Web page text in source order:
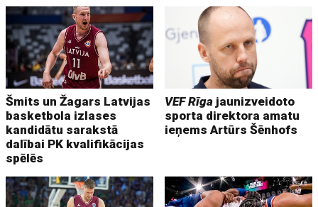
Šmits un Žagars Latvijas
basketbola izlases
kandidātu sarakstā
dalībai PK kvalifikācijas
spēlēs
VEF Rīga jaunizveidoto
sporta direktora amatu
ieņems Artūrs Šēnhofs